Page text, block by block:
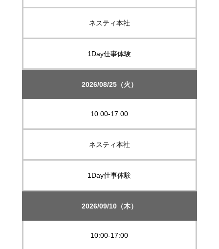
ネスティ本社
1Day仕事体験
2026/08/25（火）
10:00-17:00
ネスティ本社
1Day仕事体験
2026/09/10（木）
10:00-17:00